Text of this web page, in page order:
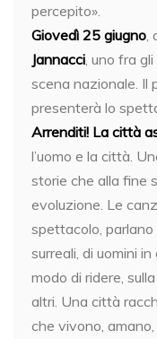
percepito».
Giovedì 25 giugno
Jannacci , uno fra
scena nazionale. Il
presenterà lo
Arrenditi! La città
l’uomo e la città.
storie che alla fine
evoluzione. Le
spettacolo,
surreali, di uomini
modo di ridere,
altri. Una città
che vivono,